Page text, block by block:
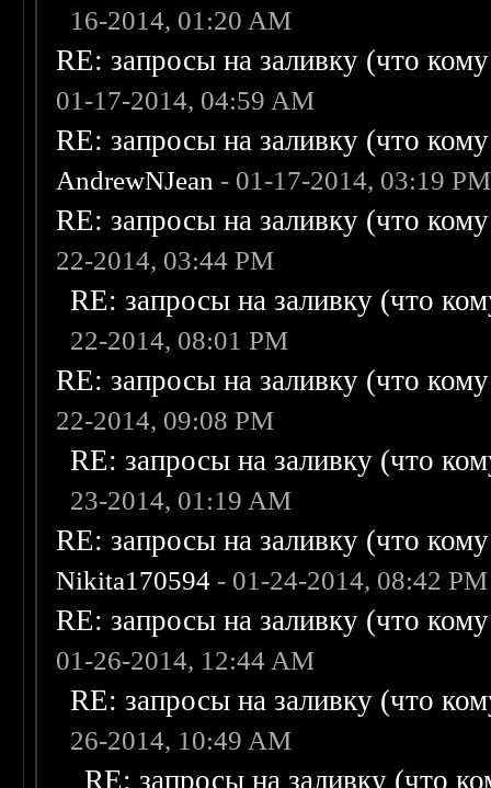
16-2014, 01:20 AM
RE: запросы на заливку (что
01-17-2014, 04:59 AM
RE: запросы на заливку (что
AndrewNJean - 01-17-2014, 03:19 PM
RE: запросы на заливку (что
22-2014, 03:44 PM
RE: запросы на заливку (что
22-2014, 08:01 PM
RE: запросы на заливку (что
22-2014, 09:08 PM
RE: запросы на заливку (что
23-2014, 01:19 AM
RE: запросы на заливку (что
Nikita170594 - 01-24-2014, 08:42 PM
RE: запросы на заливку (что
01-26-2014, 12:44 AM
RE: запросы на заливку (что
26-2014, 10:49 AM
RE: запросы на заливку (что